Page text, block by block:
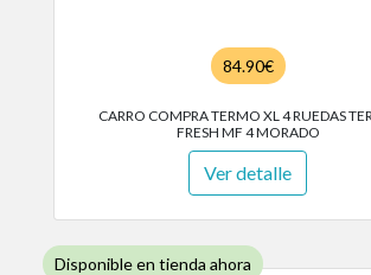
84.90€
CARRO COMPRA TERMO XL 4 RUEDAS
FRESH MF 4 MORADO
Ver detalle
Disponible en tienda ahora